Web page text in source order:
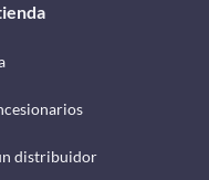
distribuidor